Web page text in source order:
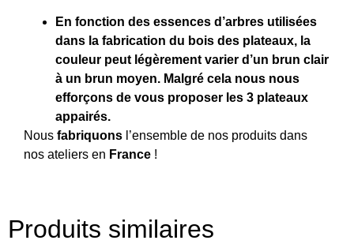
En fonction des essences d’arbres utilisées
dans la fabrication du bois des plateaux, la
couleur peut légèrement varier d’un brun clair
à un brun moyen. Malgré cela nous nous
efforçons de vous proposer les 3 plateaux
appairés.
Nous fabriquons l’ensemble de nos produits dans
nos ateliers en France !
Produits similaires